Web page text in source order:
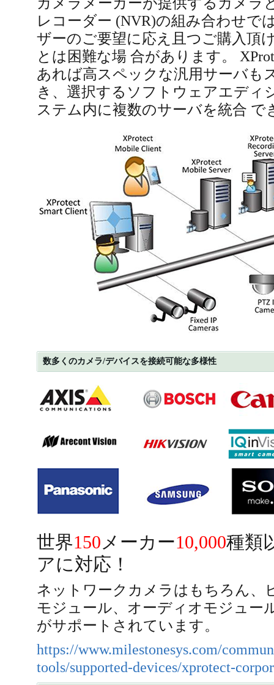
レコーダー (NVR)の組み合わせで
ザーのご要望に応え且つご購入頂
とは困難な場 合があります。
あれば高スペックな汎用サーバも
き、選択するソフトウェアエディ
ステム内に複数のサーバを統合 で
数多くのカメラ/デバイスを接続可能な多様性
世界150 メーカー10,000種類
アに対応！
ネットワークカメラはもちろん、
モジュール、オーディオモジュー
がサポートされています。
https://www.milestonesys.com/
tools/supported-devices/xprotect-